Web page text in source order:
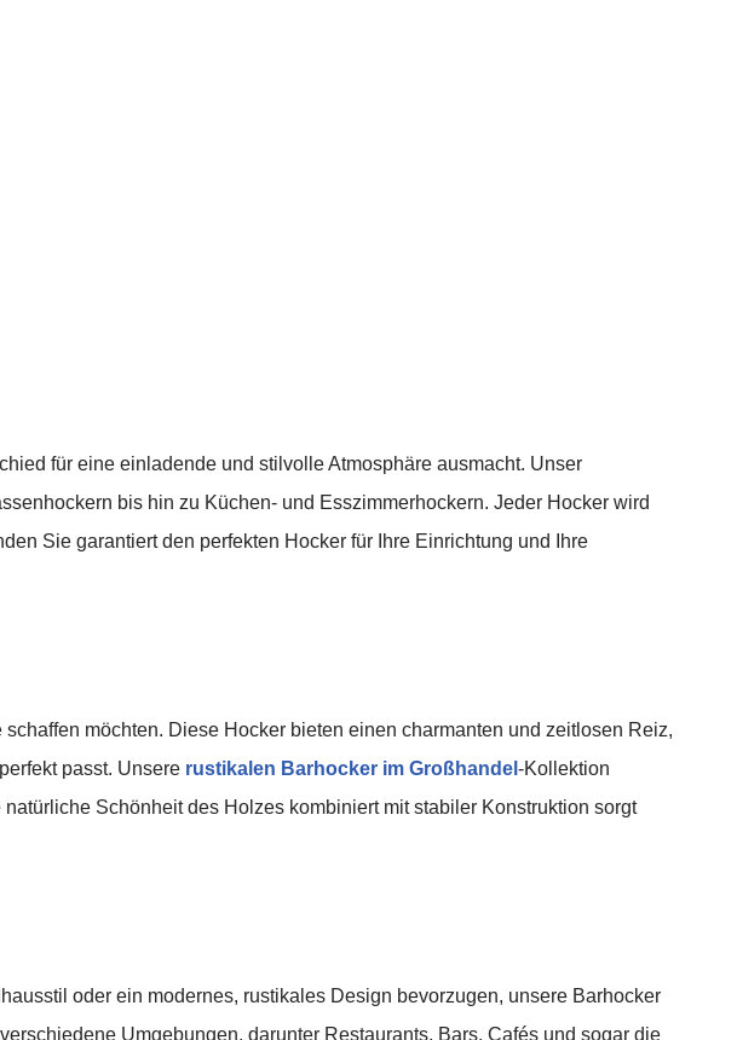
für eine einladende und stilvolle Atmosphäre ausmacht. Unser
bis hin zu Küchen- und Esszimmerhockern. Jeder Hocker wird
Sie garantiert den perfekten Hocker für Ihre Einrichtung und Ihre
möchten. Diese Hocker bieten einen charmanten und zeitlosen Reiz,
passt. Unsere rustikalen Barhocker im Großhandel -Kollektion
Schönheit des Holzes kombiniert mit stabiler Konstruktion sorgt
oder ein modernes, rustikales Design bevorzugen, unsere Barhocker
Umgebungen, darunter Restaurants, Bars, Cafés und sogar die